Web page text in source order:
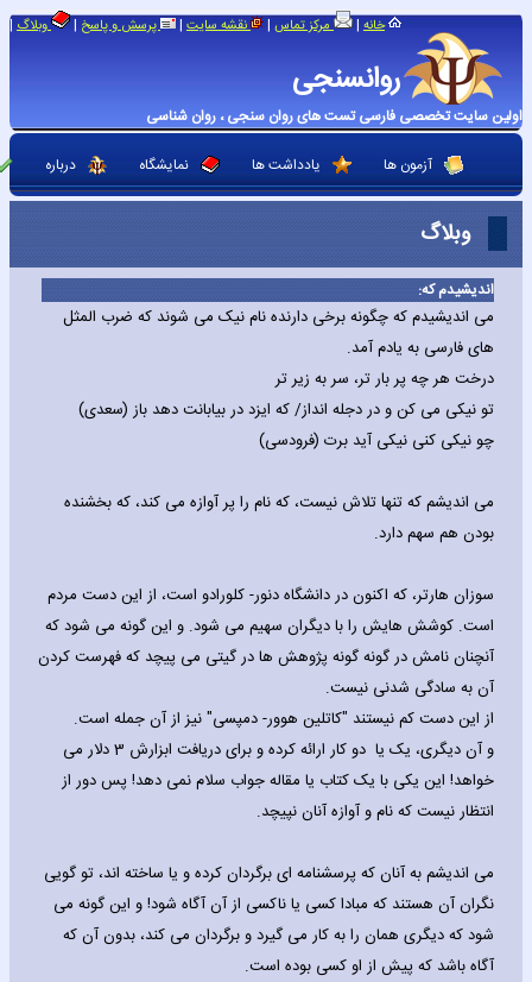
روانسنجی
اولین سایت تخصصی فارسی تست های روان سنجی ، روان شناسی
خانه | مرکز تماس | نقشه سایت | پرسش و پاسخ | وبلاگ |
آزمون ها یادداشت ها نمایشگاه درباره
وبلاگ
اندیشیدم که:
می اندیشیدم که چگونه برخی دارنده نام نیک می شوند که ضرب المثل
های فارسی به یادم آمد.
درخت هر چه پر بار تر، سر به زیر تر
تو نیکی می کن و در دجله انداز/ که ایزد در بیابانت دهد باز (سعدی)
چو نیکی کنی نیکی آید برت (فرودسی)
می اندیشم که تنها تلاش نیست، که نام را پر آوازه می کند، که بخشنده
بودن هم سهم دارد.
سوزان هارتر، که اکنون در دانشگاه دنور- کلورادو است، از این دست مردم
است. کوشش هایش را با دیگران سهیم می شود. و این گونه می شود که
آنچنان نامش در گونه گونه پژوهش ها در گیتی می پیچد که فهرست کردن
آن به سادگی شدنی نیست.
از این دست کم نیستند "کاتلین هوور- دمپسی" نیز از آن جمله است.
و آن دیگری، یک یا دو کار ارائه کرده و برای دریافت ابزارش 3 دلار می
خواهد! این یکی با یک کتاب یا مقاله جواب سلام نمی دهد! پس دور از
انتظار نیست که نام و آوازه آنان نپیچد.
می اندیشم به آنان که پرسشنامه ای برگردان کرده و یا ساخته اند، تو گویی
نگران آن هستند که مبادا کسی یا ناکسی از آن آگاه شود! و این گونه می
شود که دیگری همان را به کار می گیرد و برگردان می کند، بدون آن که
آگاه باشد که پیش از او کسی بوده است.